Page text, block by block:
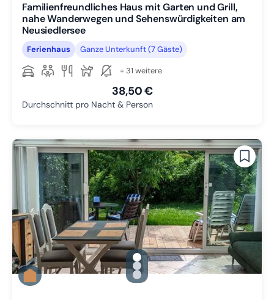
Familienfreundliches Haus mit Garten und Grill,
nahe Wanderwegen und Sehenswürdigkeiten am
Neusiedlersee
Ferienhaus Ganze Unterkunft (7 Gäste)
+ 31 weitere
38,50 €
Durchschnitt pro Nacht & Person
gallery.slide_selector
Zu Slide 1 wechseln
Zu Slide 2 wechseln
Zu Slide 3 wechseln